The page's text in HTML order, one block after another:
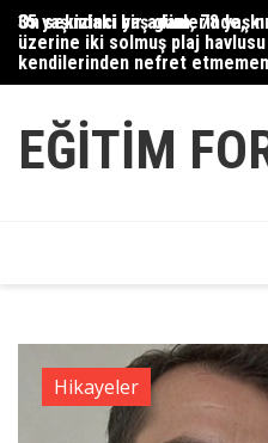
Skip
content
35 yaşındaki bir adam, 78
On sekizinci yaş günlerinde,
üzerine iki solmuş plaj
kendilerinden nefret
EĞITIM
Hikayeler